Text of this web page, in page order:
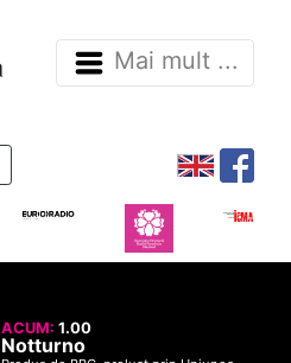
Mai mult ...
ACUM:1.00
Notturno